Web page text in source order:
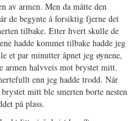
av armen. Men da måtte den
de begynte å forsiktig fjerne det
tilbake. Etter hvert skulle de
hadde kommet tilbake hadde jeg
et par minutter åpnet jeg øynene,
armen halvveis mot brystet mitt.
enn jeg hadde trodd. Når
mitt ble smerten borte nesten
på plass.